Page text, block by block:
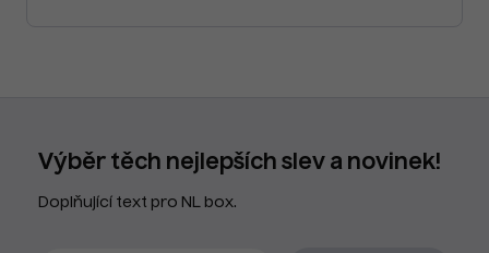
Výběr těch nejlepších slev a novinek!
Doplňující text pro NL box.